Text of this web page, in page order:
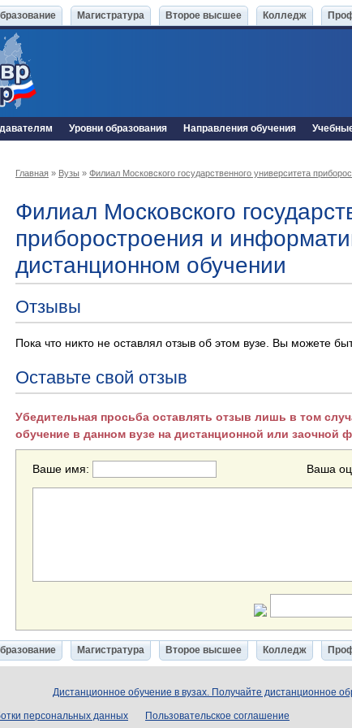
Магистратура Второе высшее Колледж
Уровни образования Направления обучения
Главная » Вузы » Филиал Московского государственного университета
Филиал Московского
приборостроения и
дистанционном обучении
Отзывы
Пока что никто не оставлял отзыв об этом вузе. Вы можете
Оставьте свой отзыв
Убедительная просьба оставлять отзыв лишь в том
обучение в данном вузе на дистанционной или заочной
Ваше имя: Ваша
Магистратура Второе высшее Колледж
Дистанционное обучение в вузах. Получайте дистанционное
персональных данных Пользовательское соглашение